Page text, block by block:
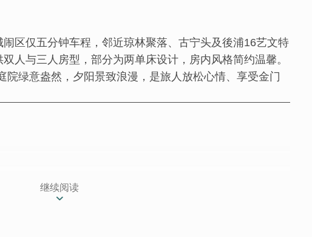
区仅五分钟车程，邻近琼林聚落、古宁头及後浦16艺文特
人与三人房型，部分为两单床设计，房内风格简约温馨。
院绿意盎然，夕阳景致浪漫，是旅人放松心情、享受金门
宁乡，距离金城闹区约五分钟即可抵达，民宿有着闹中取
继续阅读